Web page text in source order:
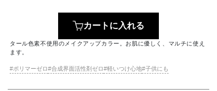
カートに入れる
タール色素不使用のメイクアップカラー。お肌に優しく、マルチに使え
ます。
ポリマーゼロ 合成界面活性剤ゼロ 軽いつけ心地 子供にも